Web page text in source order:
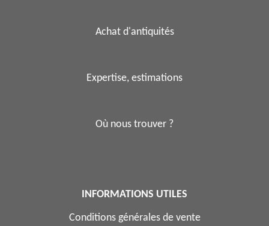
Achat d'antiquités
Expertise, estimations
Où nous trouver ?
INFORMATIONS UTILES
Conditions générales de vente